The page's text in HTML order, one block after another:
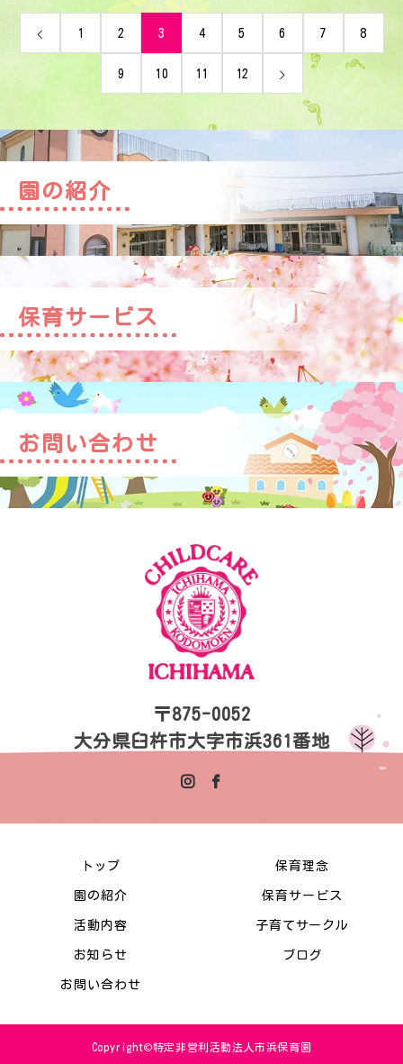
1 2 3 4 5 6 7 8
9 10 11 12
園の紹介
保育サービス
お問い合わせ
〒875-0052
大分県臼杵市大字市浜361番地
トップ 保育理念
園の紹介 保育サービス
活動内容 子育てサークル
お知らせ ブログ
お問い合わせ
Copyright©特定非営利活動法人市浜保育園